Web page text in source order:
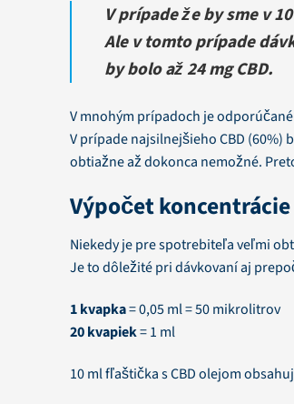
V prípade že by sme v
Ale v tomto prípade
by bolo až 24 mg CBD.
V mnohým prípadoch je
V prípade najsilnejšieho CBD (60%)
obtiažne až dokonca nemožné.
Výpočet
Niekedy je pre spotrebiteľa veľmi
Je to dôležité pri dávkovaní aj
1 kvapka= 0,05 ml = 50 mikrolitrov
20 kvapiek= 1 ml
10 ml fľaštička s CBD olejom